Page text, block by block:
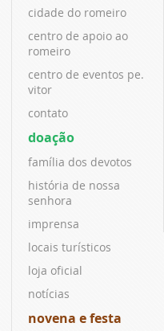
cidade do romeiro
centro de apoio ao
romeiro
centro de eventos pe.
vitor
contato
doação
família dos devotos
história de nossa
senhora
imprensa
locais turísticos
loja oficial
notícias
novena e festa